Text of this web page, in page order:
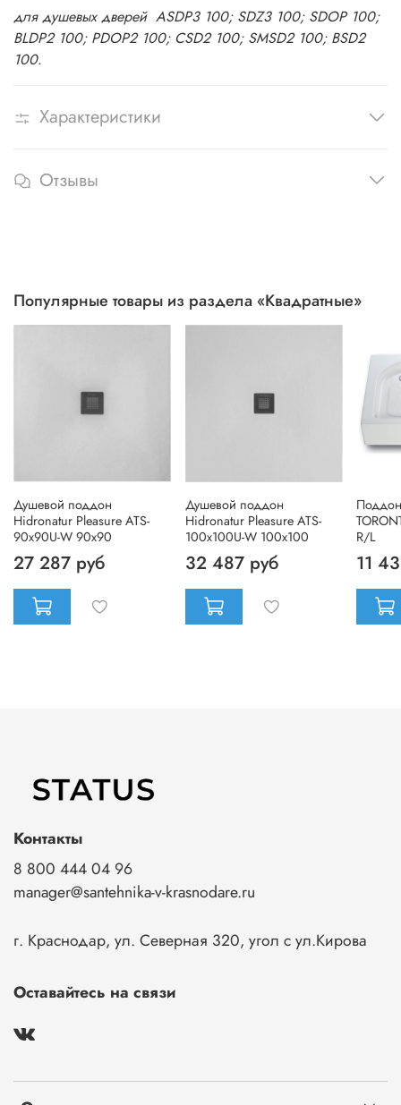
для душевых дверей ASDP3 100; SDZ3 100; SDOP 100;
BLDP2 100; PDOP2 100; CSD2 100; SMSD2 100; BSD2
100.
Характеристики
Отзывы
Популярные товары из раздела «Квадратные»
Душевой поддон
Hidronatur Pleasure ATS-
90x90U-W 90x90
27 287 руб
Душевой поддон
Hidronatur Pleasure ATS-
100x100U-W 100x100
32 487 руб
R/L
11
Контакты
8 800 444 04 96
manager@santehnika-v-krasnodare.ru
г. Краснодар, ул. Северная 320, угол с ул.Кирова
Оставайтесь на связи